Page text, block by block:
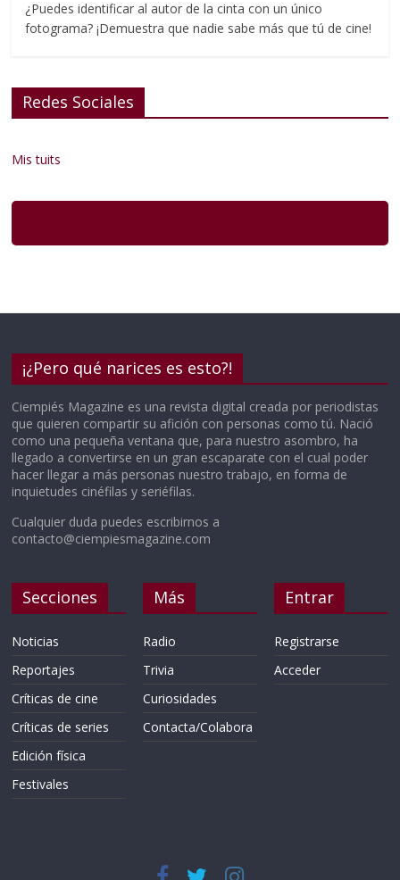
¿Puedes identificar al autor de la cinta con un único
fotograma? ¡Demuestra que nadie sabe más que tú de cine!
Redes Sociales
Mis tuits
¡¿Pero qué narices es esto?!
Ciempiés Magazine es una revista digital creada por periodistas
que quieren compartir su afición con personas como tú. Nació
como una pequeña ventana que, para nuestro asombro, ha
llegado a convertirse en un gran escaparate con el cual poder
hacer llegar a más personas nuestro trabajo, en forma de
inquietudes cinéfilas y seriéfilas.
Cualquier duda puedes escribirnos a
contacto@ciempiesmagazine.com
Secciones
Noticias
Reportajes
Críticas de cine
Críticas de series
Edición física
Festivales
Más
Radio
Trivia
Curiosidades
Contacta/Colabora
Entrar
Registrarse
Acceder